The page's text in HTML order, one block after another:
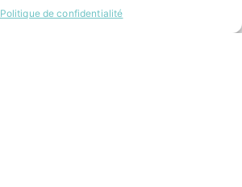
Politique de confidentialité